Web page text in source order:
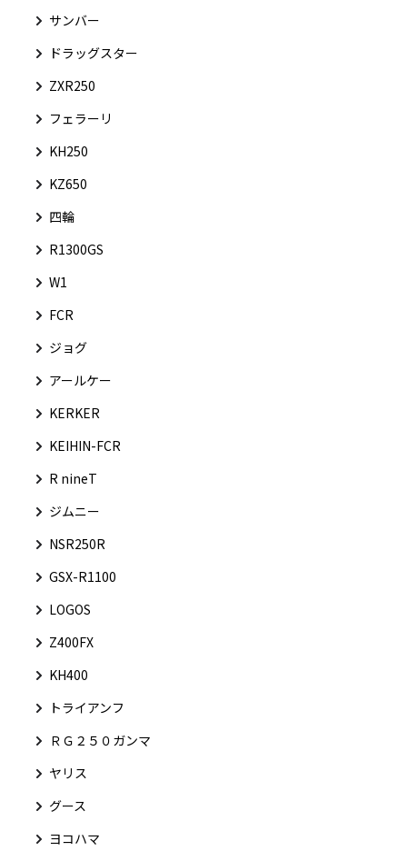
サンバー
ドラッグスター
ZXR250
フェラーリ
KH250
KZ650
四輪
R1300GS
W1
FCR
ジョグ
アールケー
KERKER
KEIHIN-FCR
R nineT
ジムニー
NSR250R
GSX-R1100
LOGOS
Z400FX
KH400
トライアンフ
ＲＧ２５０ガンマ
ヤリス
グース
ヨコハマ